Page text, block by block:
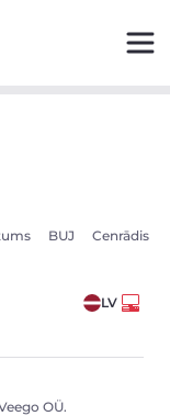
BUJ Cenrādis
LV
OÜ.